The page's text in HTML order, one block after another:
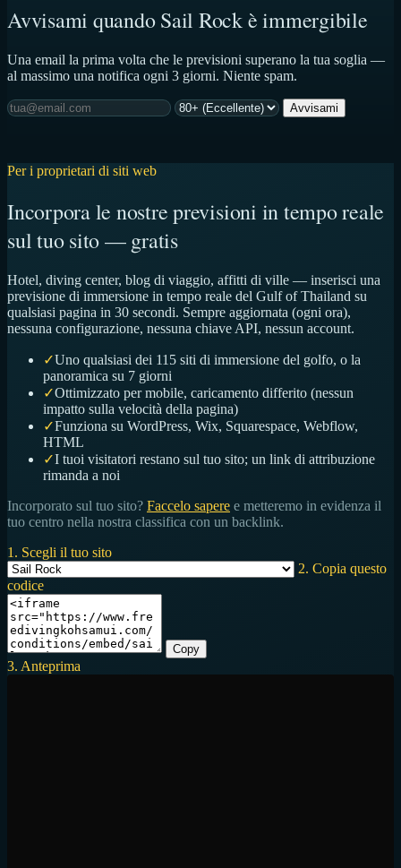
Avvisami quando Sail Rock è immergibile
Una email la prima volta che le previsioni superano la tua soglia —
al massimo una notifica ogni 3 giorni. Niente spam.
Avvisami
Per i proprietari di siti web
Incorpora le nostre previsioni in tempo reale
sul tuo sito — gratis
Hotel, diving center, blog di viaggio, affitti di ville — inserisci una
previsione di immersione in tempo reale del Gulf of Thailand su
qualsiasi pagina in 30 secondi. Sempre aggiornata (ogni ora),
nessuna configurazione, nessuna chiave API, nessun account.
✓Uno qualsiasi dei 115 siti di immersione del golfo, o la
panoramica su 7 giorni
✓Ottimizzato per mobile, caricamento differito (nessun
impatto sulla velocità della pagina)
✓Funziona su WordPress, Wix, Squarespace, Webflow,
HTML
✓I tuoi visitatori restano sul tuo sito; un link di attribuzione
rimanda a noi
Incorporato sul tuo sito? Faccelo sapere e metteremo in evidenza il
tuo centro nella nostra classifica con un backlink.
1. Scegli il tuo sito
2. Copia questo
codice
Copy
3. Anteprima